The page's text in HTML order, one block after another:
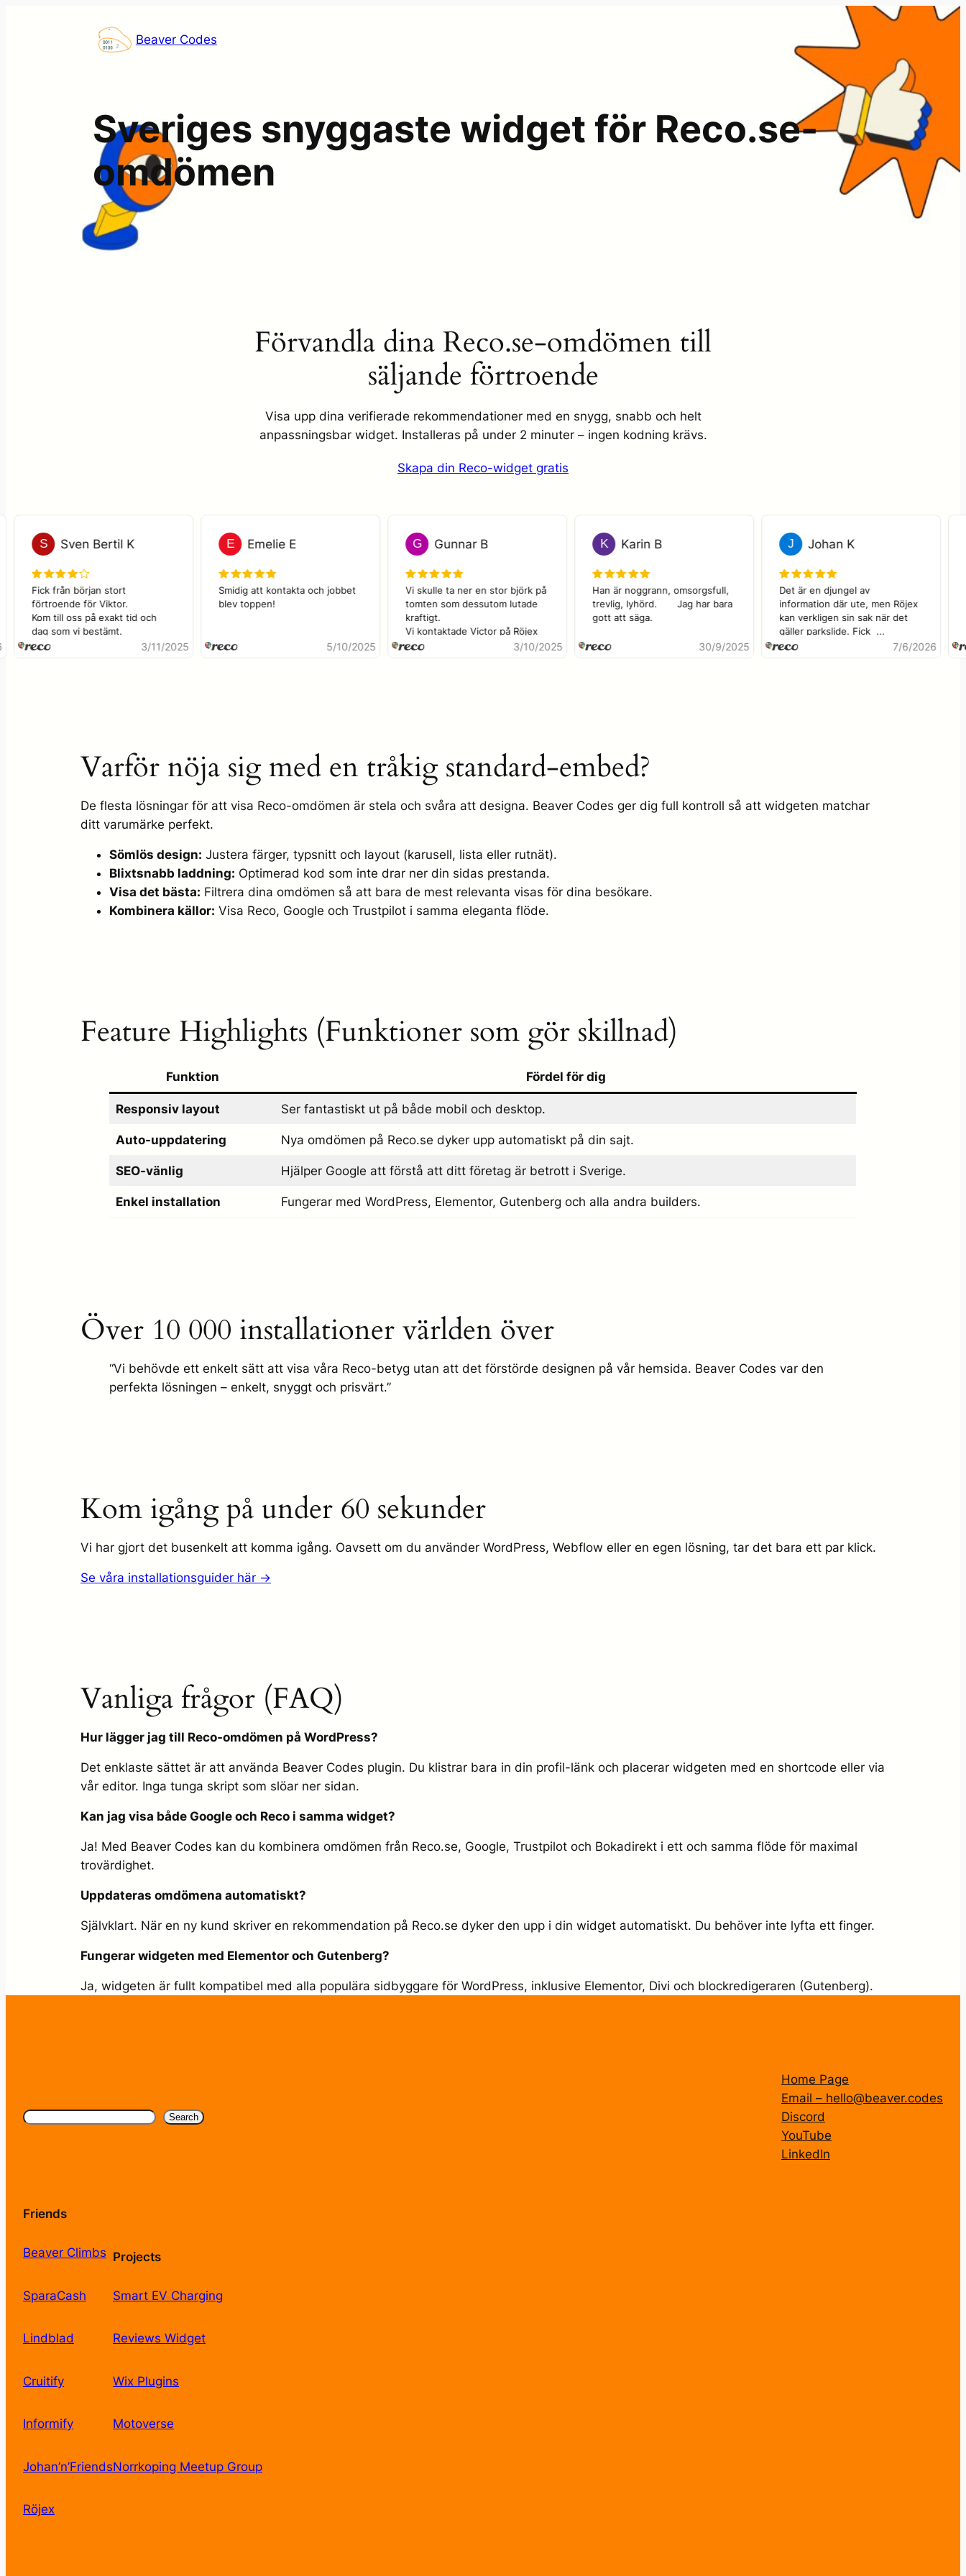
Beaver Codes
Sveriges snyggaste widget för Reco.se-
omdömen
Förvandla dina Reco.se-omdömen till
säljande förtroende
Visa upp dina verifierade rekommendationer med en snygg, snabb och helt
anpassningsbar widget. Installeras på under 2 minuter – ingen kodning krävs.
Skapa din Reco-widget gratis
2026
S Sven Bertil K
Fick från början stort
förtroende för Viktor.
Kom till oss på exakt tid och
dag som vi bestämt.
3/11/2025
E Emelie E
Smidig att kontakta och jobbet
blev toppen!
5/10/2025
G Gunnar B
Vi skulle ta ner en stor björk på
tomten som dessutom lutade
kraftigt.
Vi kontaktade Victor på Röjex
3/10/2025
K Karin B
Han är noggrann, omsorgsfull,
trevlig, lyhörd.       Jag har bara
gott att säga.
30/9/2025
J Johan K
Det är en djungel av
information där ute, men Röjex
kan verkligen sin sak när det
gäller parkslide. Fick  ...
7/6/
Varför nöja sig med en tråkig standard-embed?
De flesta lösningar för att visa Reco-omdömen är stela och svåra att designa. Beaver Codes ger dig full kontroll så att widgeten matchar
ditt varumärke perfekt.
Sömlös design: Justera färger, typsnitt och layout (karusell, lista eller rutnät).
Blixtsnabb laddning: Optimerad kod som inte drar ner din sidas prestanda.
Visa det bästa: Filtrera dina omdömen så att bara de mest relevanta visas för dina besökare.
Kombinera källor: Visa Reco, Google och Trustpilot i samma eleganta flöde.
Feature Highlights (Funktioner som gör skillnad)
Funktion Fördel för dig
Responsiv layout Ser fantastiskt ut på både mobil och desktop.
Auto-uppdatering Nya omdömen på Reco.se dyker upp automatiskt på din sajt.
SEO-vänlig Hjälper Google att förstå att ditt företag är betrott i Sverige.
Enkel installation Fungerar med WordPress, Elementor, Gutenberg och alla andra builders.
Över 10 000 installationer världen över
“Vi behövde ett enkelt sätt att visa våra Reco-betyg utan att det förstörde designen på vår hemsida. Beaver Codes var den
perfekta lösningen – enkelt, snyggt och prisvärt.”
Kom igång på under 60 sekunder
Vi har gjort det busenkelt att komma igång. Oavsett om du använder WordPress, Webflow eller en egen lösning, tar det bara ett par klick.
Se våra installationsguider här →
Vanliga frågor (FAQ)
Hur lägger jag till Reco-omdömen på WordPress?
Det enklaste sättet är att använda Beaver Codes plugin. Du klistrar bara in din profil-länk och placerar widgeten med en shortcode eller via
vår editor. Inga tunga skript som slöar ner sidan.
Kan jag visa både Google och Reco i samma widget?
Ja! Med Beaver Codes kan du kombinera omdömen från Reco.se, Google, Trustpilot och Bokadirekt i ett och samma flöde för maximal
trovärdighet.
Uppdateras omdömena automatiskt?
Självklart. När en ny kund skriver en rekommendation på Reco.se dyker den upp i din widget automatiskt. Du behöver inte lyfta ett finger.
Fungerar widgeten med Elementor och Gutenberg?
Ja, widgeten är fullt kompatibel med alla populära sidbyggare för WordPress, inklusive Elementor, Divi och blockredigeraren (Gutenberg).
Search Search
Home Page
Email – hello@beaver.codes
Discord
YouTube
LinkedIn
Friends
Beaver Climbs
SparaCash
Lindblad
Cruitify
Informify
Johan’n’Friends
Röjex
Projects
Smart EV Charging
Reviews Widget
Wix Plugins
Motoverse
Norrkoping Meetup Group